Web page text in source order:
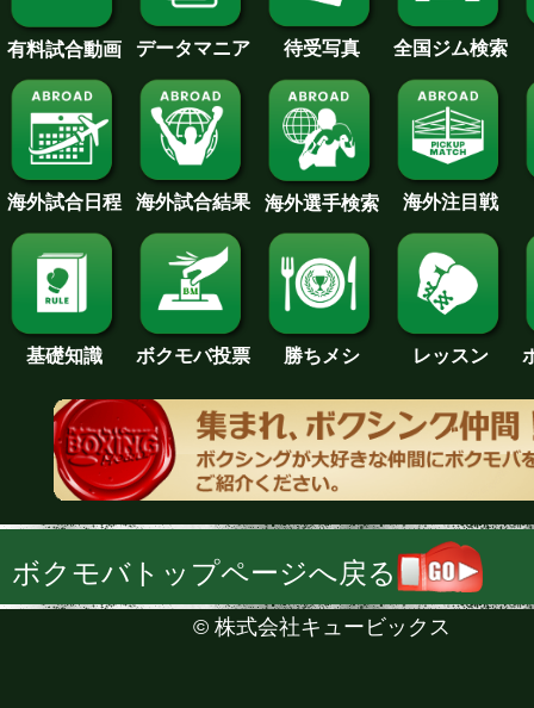
有料試合動画 データマニア 待受写真 全国ジム検索
海外試合日程 海外試合結果 海外選手検索 海外注目戦
基礎知識 ボクモバ投票 勝ちメシ レッスン
ボクモバトップページへ戻る
© 株式会社キュービックス